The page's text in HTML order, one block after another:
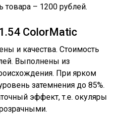
товара – 1200 рублей.
ColorMatic
и качества. Стоимость
Выполнены из
При ярком
затемнения до 85%.
эффект, т.е. окуляры